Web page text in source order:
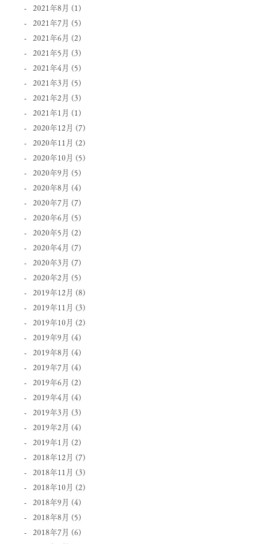
2021年8月 (1)
2021年7月 (5)
2021年6月 (2)
2021年5月 (3)
2021年4月 (5)
2021年3月 (5)
2021年2月 (3)
2021年1月 (1)
2020年12月 (7)
2020年11月 (2)
2020年10月 (5)
2020年9月 (5)
2020年8月 (4)
2020年7月 (7)
2020年6月 (5)
2020年5月 (2)
2020年4月 (7)
2020年3月 (7)
2020年2月 (5)
2019年12月 (8)
2019年11月 (3)
2019年10月 (2)
2019年9月 (4)
2019年8月 (4)
2019年7月 (4)
2019年6月 (2)
2019年4月 (4)
2019年3月 (3)
2019年2月 (4)
2019年1月 (2)
2018年12月 (7)
2018年11月 (3)
2018年10月 (2)
2018年9月 (4)
2018年8月 (5)
2018年7月 (6)